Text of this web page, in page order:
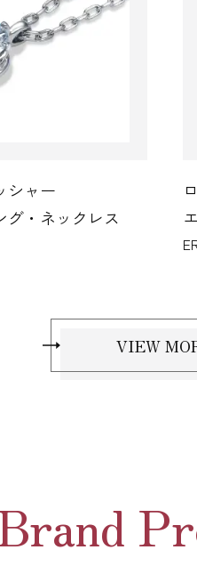
シャー
グ・ネックレス
VIEW